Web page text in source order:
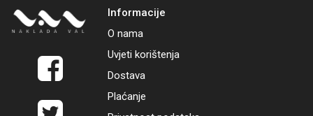
Informacije
O nama
Uvjeti korištenja
Dostava
Plaćanje